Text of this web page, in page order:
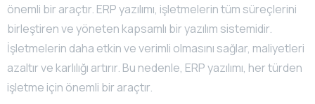
önemli bir araçtır. ERP yazılımı, işletmelerin tüm süreçlerini
birleştiren ve yöneten kapsamlı bir yazılım sistemidir.
İşletmelerin daha etkin ve verimli olmasını sağlar, maliyetleri
azaltır ve karlılığı artırır. Bu nedenle, ERP yazılımı, her türden
işletme için önemli bir araçtır.